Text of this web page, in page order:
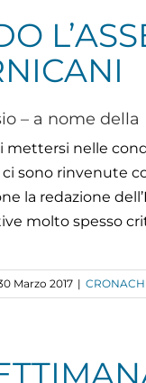
– a nome della
mettersi nelle
sono rinvenute
la redazione
molto spesso
Marzo 2017 |